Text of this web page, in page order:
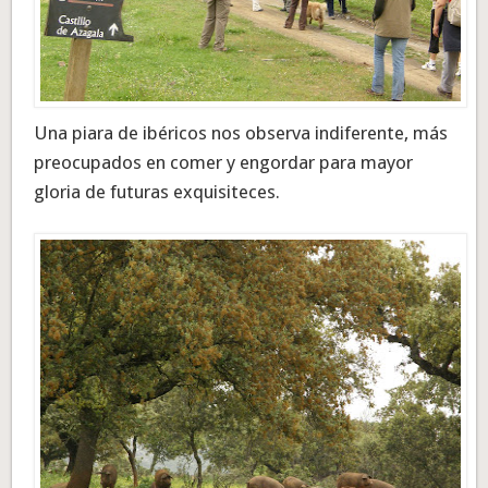
Una piara de ibéricos nos observa indiferente, más
preocupados en comer y engordar para mayor
gloria de futuras exquisiteces.